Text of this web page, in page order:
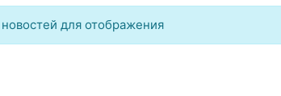
для отображения